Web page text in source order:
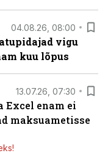
04.08.26, 08:00
vigu
kuu lõpus
13.07.26, 07:30
Excel enam ei
maksuametisse